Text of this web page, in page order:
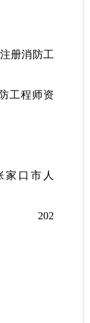
册消防工
工程师资
家口市人
202